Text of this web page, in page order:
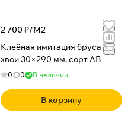
2 700 ₽/М2
Клеёная имитация бруса из
хвои 30×290 мм, сорт АВ
0 0 В наличии
В корзину